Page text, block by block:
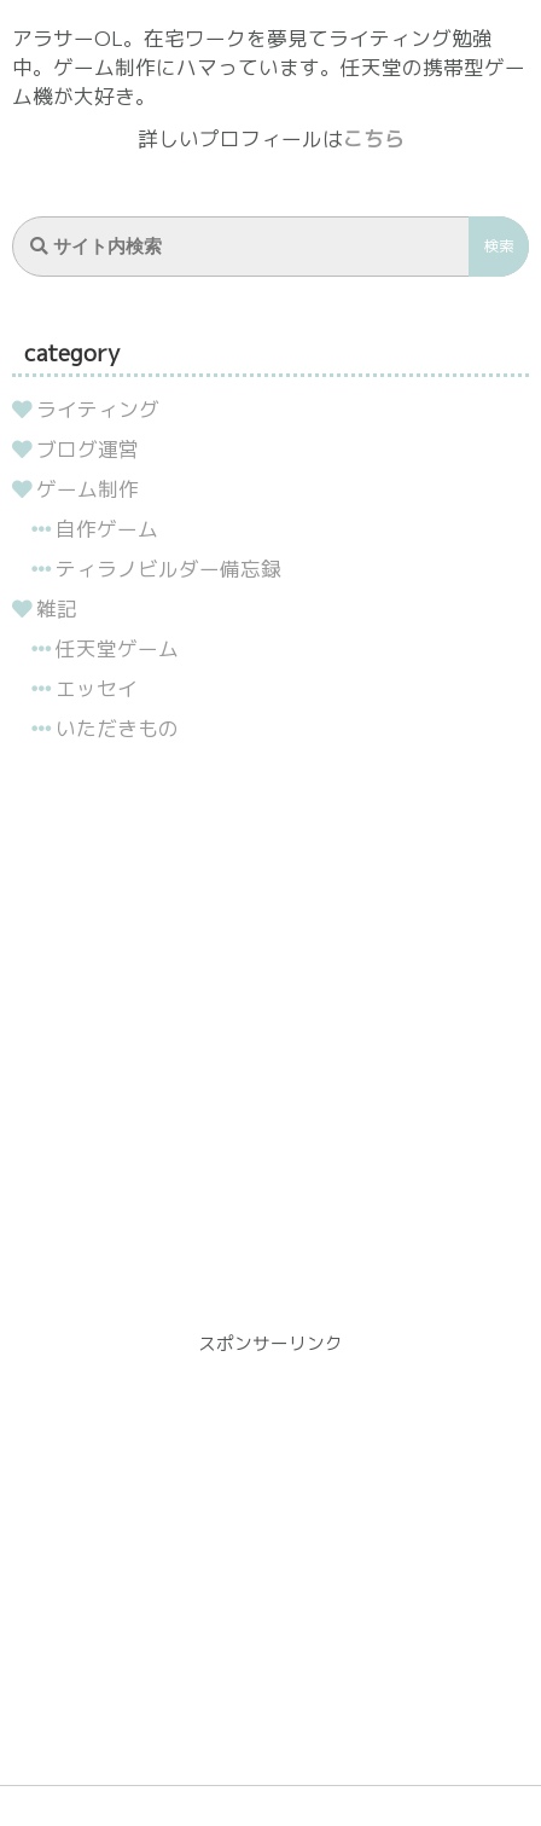
アラサーOL。在宅ワークを夢見てライティング勉強
中。ゲーム制作にハマっています。任天堂の携帯型ゲー
ム機が大好き。
詳しいプロフィールはこちら
category
ライティング
ブログ運営
ゲーム制作
自作ゲーム
ティラノビルダー備忘録
雑記
任天堂ゲーム
エッセイ
いただきもの
スポンサーリンク